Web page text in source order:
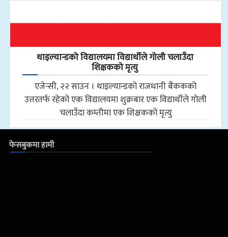
थाइल्यान्डको विद्यालयमा विद्यार्थीले गोली चलाउँदा
शिक्षकको मृत्यु
एजेन्सी, २२ साउन । थाइल्यान्डको राजधानी बैंककको
उत्तरतर्फ रहेको एक विद्यालयमा शुक्रबार एक विद्यार्थीले गोली
चलाउँदा कम्तीमा एक शिक्षकको मृत्यु
फेसबुकमा हामी